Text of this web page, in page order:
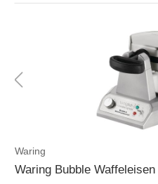
Waring
Waring Bubble Waffeleisen